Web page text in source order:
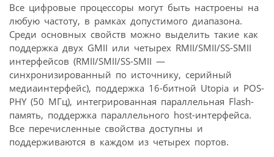
Все цифровые процессоры могут быть настроены на
любую частоту, в рамках допустимого диапазона.
Среди основных свойств можно выделить такие как
поддержка двух GMII или четырех RMII/SMII/SS-SMII
интерфейсов (RMII/SMII/SS-SMII —
синхронизированный по источнику, серийный
медиаинтерфейс), поддержка 16-битной Utopia и POS-
PHY (50 МГц), интегрированная параллельная Flash-
память, поддержка параллельного host-интерфейса.
Все перечисленные свойства доступны и
поддерживаются в каждом из четырех портов.